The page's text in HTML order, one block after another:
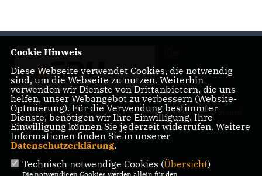
Landtagsabgeordnete Barbara Richstein präsentiert sich und
ihre politischen Ziele.
Cookie Hinweis
Diese Webseite verwendet Cookies, die notwendig
sind, um die Webseite zu nutzen. Weiterhin
verwenden wir Dienste von Drittanbietern, die uns
helfen, unser Webangebot zu verbessern (Website-
Optmierung). Für die Verwendung bestimmter
Dienste, benötigen wir Ihre Einwilligung. Ihre
Einwilligung können Sie jederzeit widerrufen. Weitere
Informationen finden Sie in unserer
Datenschutzerklärung.
Technisch notwendige Cookies (Übersicht)
Die notwendigen Cookies werden allein für den